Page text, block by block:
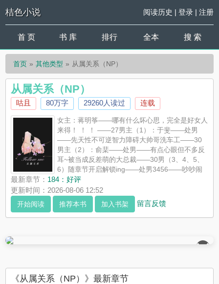
桔色小说 阅读历史 | 登录| 注册
首 页 书 库 排行 全本 搜 索
首页 其他类型 从属关系（NP）
从属关系（NP）
咕且 80万字 29260人读过 连载
女主：蒋明筝——哪有什么坏心思，完全是好女人
来得！ ！ ！ ——27男主（1）：于斐——处男
——先天性不可逆智力障碍大帅哥洗车工——30
男主（2）：俞棐——处男——有点心眼但不多反
耳~被当成反差萌的大总裁——30男（3、4、5、
6）随章节开启解锁ing——处男3456——吵吵闹
闹的3456房
避雷：1.不稳定更新(23:00-1:00)，作者经常因为打工消失，收费
章节均50po,仅为了防盗；2.我会写女口男+射尿（筝&amp;amp;
斐），只有这对会有这个剧情，我溺爱这对；所以提前说求放
最新章节： 184：好评
更新时间：2026-08-06 12:52
开始阅读 推荐本书 加入书架 留言反馈
��
《从属关系（NP）》最新章节